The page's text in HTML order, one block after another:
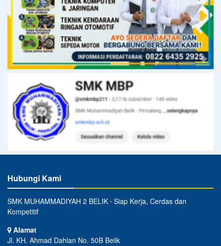
Hubungi Kami
SMK MUHAMMADIYAH 2 BELIK ⋅ Siap Kerja, Cerdas dan
Kompetitif
Alamat
Jl. KH. Ahmad Dahlan No. 50B Belik